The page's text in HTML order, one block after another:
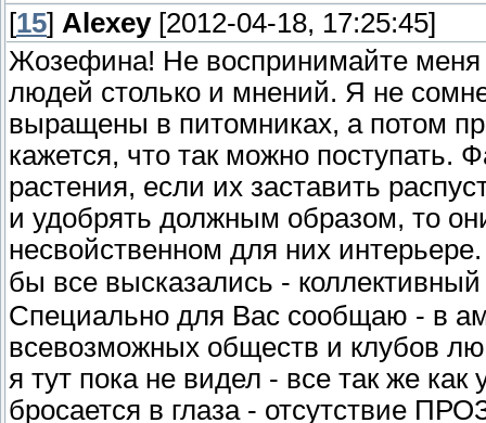
[15] Alexey[2012-04-18, 17:25:45]
Жозефина! Не воспринимайте меня
людей столько и мнений. Я не
выращены в питомниках, а потом
кажется, что так можно
растения, если их заставить
и удобрять должным образом, то
несвойственном для них
бы все высказались -
Специально для Вас сообщаю - в
всевозможных обществ и клубов
я тут пока не видел - все так же
бросается в глаза - отсутствие